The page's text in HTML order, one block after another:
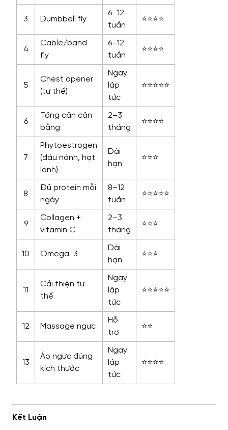
3 Dumbbell fly
6–12
tuần
⭐⭐⭐⭐
4
Cable/band
fly
6–12
tuần
⭐⭐⭐⭐
5
Chest opener
(tư thế)
Ngay
lập
tức
⭐⭐⭐⭐⭐
6
Tăng cân cân
bằng
2–3
tháng
⭐⭐⭐⭐
7
Phytoestrogen
(đậu nành, hạt
lanh)
Dài
hạn
⭐⭐⭐
8
Đủ protein mỗi
ngày
8–12
tuần
⭐⭐⭐⭐⭐
9
Collagen +
vitamin C
2–3
tháng
⭐⭐⭐
10 Omega-3
Dài
hạn
⭐⭐⭐
11
Cải thiện tư
thế
Ngay
lập
tức
⭐⭐⭐⭐⭐
12 Massage ngực
Hỗ
trợ
⭐⭐
13
Áo ngực đúng
kích thước
Ngay
lập
tức
⭐⭐⭐⭐
Kết Luận